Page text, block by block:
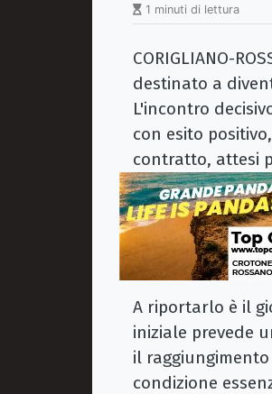
1 minuti di lettura
CORIGLIANO-
destinato a
L'incontro
con esito
contratto, attesi
A riportarlo è il
iniziale prevede
il
condizione